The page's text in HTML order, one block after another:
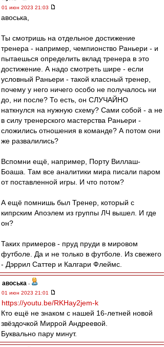
01 июн 2023 21:03
авоська,
Ты смотришь на отдельное достижение
тренера - например, чемпионство Раньери - и
пытаешься определить вклад тренера в это
достижение. А надо смотреть шире - если
условный Раньери - такой классный тренер,
почему у него ничего особо не получалось ни
до, ни после? То есть, он СЛУЧАЙНО
наткнулся на нужную схему? Сами собой - а не
в силу тренерского мастерства Раньери -
сложились отношения в команде? А потом они
же развалились?
Вспомни ещё, например, Порту Виллаш-
Боаша. Там все аналитики мира писали паром
от поставленной игры. И что потом?
А ещё помнишь был Тренер, который с
кипрским Апоэлем из группы ЛЧ вышел. И где
он?
Таких примеров - пруд пруди в мировом
футболе. Да и не только в футболе. Из свежего
- Дэррил Саттер и Калгари Флеймс.
авоська -
01 июн 2023 21:01
https://youtu.be/RKHay2jem-k
Кто ещё не знаком с нашей 16-летней новой
звёздочкой Миррой Андреевой.
Буквально пару минут.